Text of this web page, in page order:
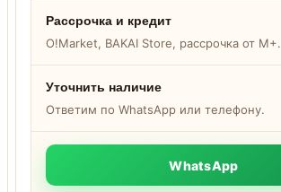
Рассрочка и кредит
O!Market, BAKAI Store, рассрочка от M+.
Уточнить наличие
Ответим по WhatsApp или телефону.
WhatsApp